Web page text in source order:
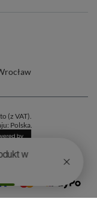
(z VAT).
Polska.